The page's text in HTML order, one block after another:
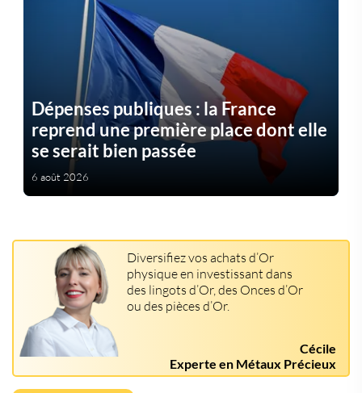
Dépenses publiques : la France
reprend une première place dont elle
se serait bien passée
6 août 2026
Diversifiez vos achats d’Or
physique en investissant dans
des lingots d’Or, des Onces d’Or
ou des pièces d’Or.
Cécile
Experte en Métaux Précieux